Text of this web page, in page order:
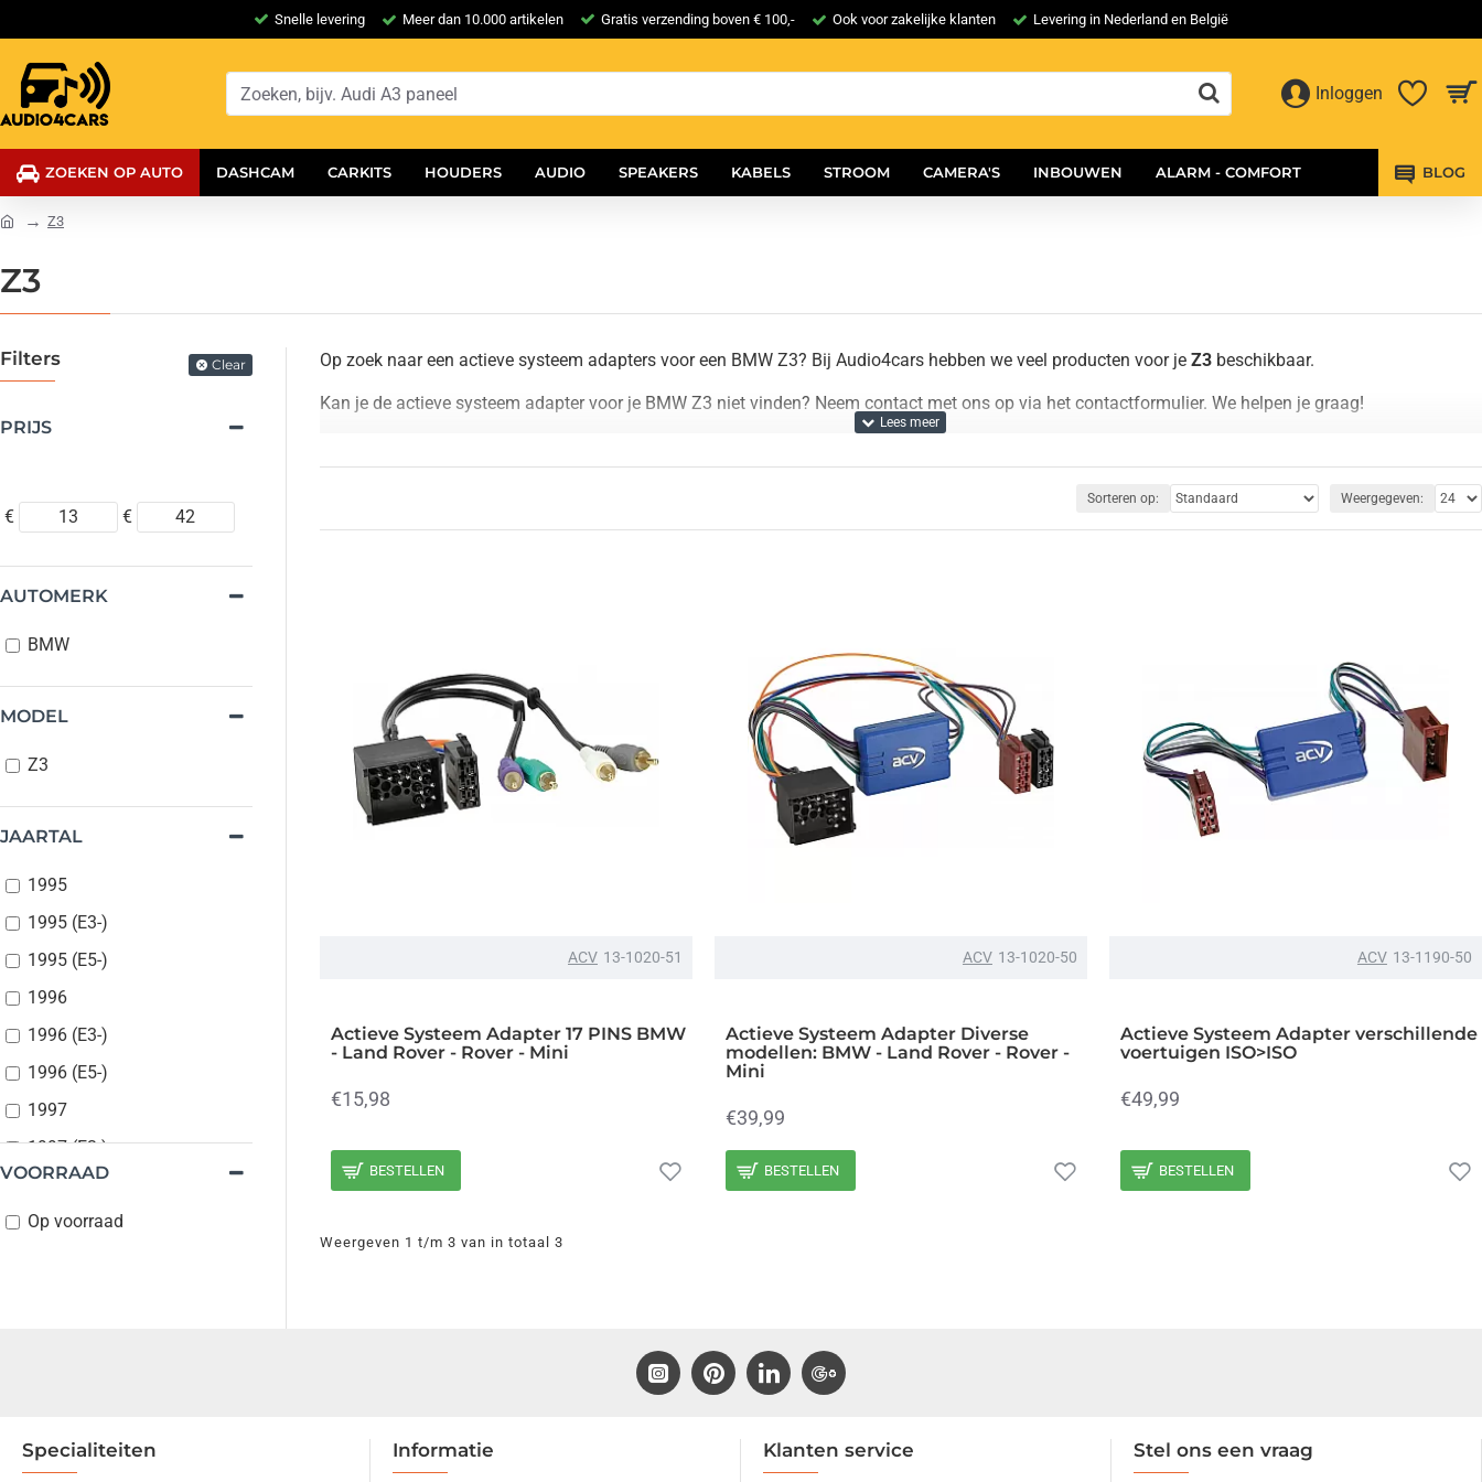
Snelle levering Meer dan 10.000 artikelen Gratis verzending boven € 100,- Ook voor zakelijke klanten Levering in Nederland en België
Inloggen
ZOEKEN OP AUTO DASHCAM CARKITS HOUDERS AUDIO SPEAKERS KABELS STROOM CAMERA'S INBOUWEN ALARM - COMFORT BLOG
Z3
Z3
Filters Clear
PRIJS
€ €
JAARTAL
1995
1995 (E3-)
1995 (E5-)
1996
1996 (E3-)
1996 (E5-)
1997
1997 (E3-)
1997 (E5-)
1998
2000
AUTOMERK
BMW
MODEL
Z3
VOORRAAD
Op voorraad
Op zoek naar een actieve systeem adapters voor een BMW Z3? Bij Audio4cars hebben we veel producten voor je Z3 beschikbaar.
Kan je de actieve systeem adapter voor je BMW Z3 niet vinden? Neem contact met ons op via het contactformulier. We helpen je graag!
Sorteren op: Weergegeven:
ACV 13-1020-51
Actieve Systeem Adapter 17 PINS BMW
- Land Rover - Rover - Mini
€15,98
BESTELLEN
ACV 13-1020-50
Actieve Systeem Adapter Diverse
modellen: BMW - Land Rover - Rover -
Mini
€39,99
BESTELLEN
ACV 13-1190-50
Actieve Systeem Adapter verschillende
voertuigen ISO>ISO
€49,99
BESTELLEN
Weergeven 1 t/m 3 van in totaal 3
Specialiteiten Informatie Klanten service Stel ons een vraag